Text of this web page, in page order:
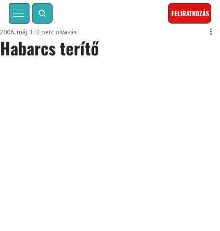
FELIRATKOZÁS
Habarcs terítő
2008. máj. 1. 2 perc olvasás